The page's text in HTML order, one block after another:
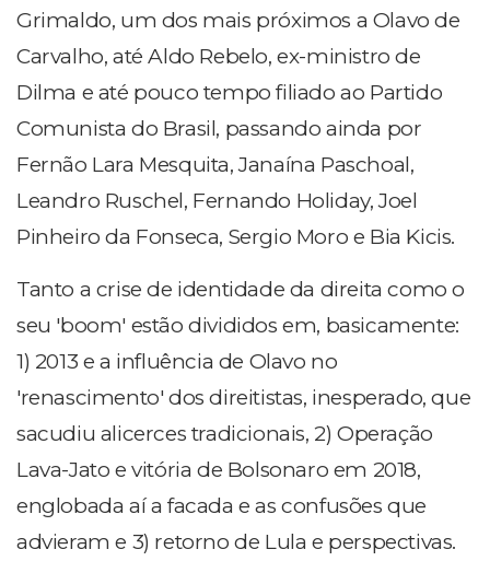
Grimaldo, um dos mais próximos a Olavo de
Carvalho, até Aldo Rebelo, ex-ministro de
Dilma e até pouco tempo filiado ao Partido
Comunista do Brasil, passando ainda por
Fernão Lara Mesquita, Janaína Paschoal,
Leandro Ruschel, Fernando Holiday, Joel
Pinheiro da Fonseca, Sergio Moro e Bia Kicis.
Tanto a crise de identidade da direita como o
seu 'boom' estão divididos em, basicamente:
1) 2013 e a influência de Olavo no
'renascimento' dos direitistas, inesperado, que
sacudiu alicerces tradicionais, 2) Operação
Lava-Jato e vitória de Bolsonaro em 2018,
englobada aí a facada e as confusões que
advieram e 3) retorno de Lula e perspectivas.